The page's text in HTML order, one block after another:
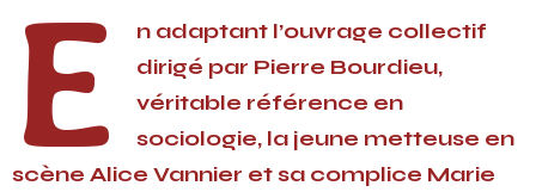
E
n adaptant l’ouvrage collectif
dirigé par Pierre Bourdieu,
véritable référence en
sociologie, la jeune metteuse en
scène Alice Vannier et sa complice Marie